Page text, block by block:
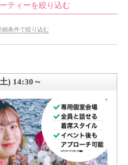
トで最新情報を配信中！
店の中から
結婚相談所をご紹介
ティーを絞り込む
細条件で絞り込む
) 14:30～